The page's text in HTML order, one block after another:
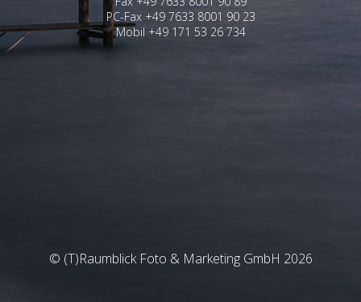
PC-Fax +49 7633 8001 90 23
Mobil +49 171 53 26 734
© (T)Raumblick Foto & Marketing GmbH 2026